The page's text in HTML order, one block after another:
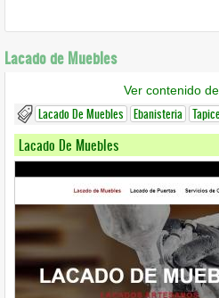
Lacado de Muebles
Ver contenido
Lacado De Muebles Ebanisteria
Lacado De Muebles